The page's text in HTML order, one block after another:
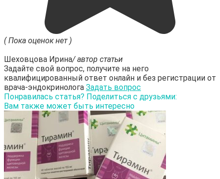
( Пока оценок нет )
Шеховцова Ирина/ автор статьи
Задайте свой вопрос, получите на него
квалифицированный ответ онлайн и без регистрации от
врача-эндокринолога Задать вопрос
Понравилась статья? Поделиться с друзьями:
Вам также может быть интересно